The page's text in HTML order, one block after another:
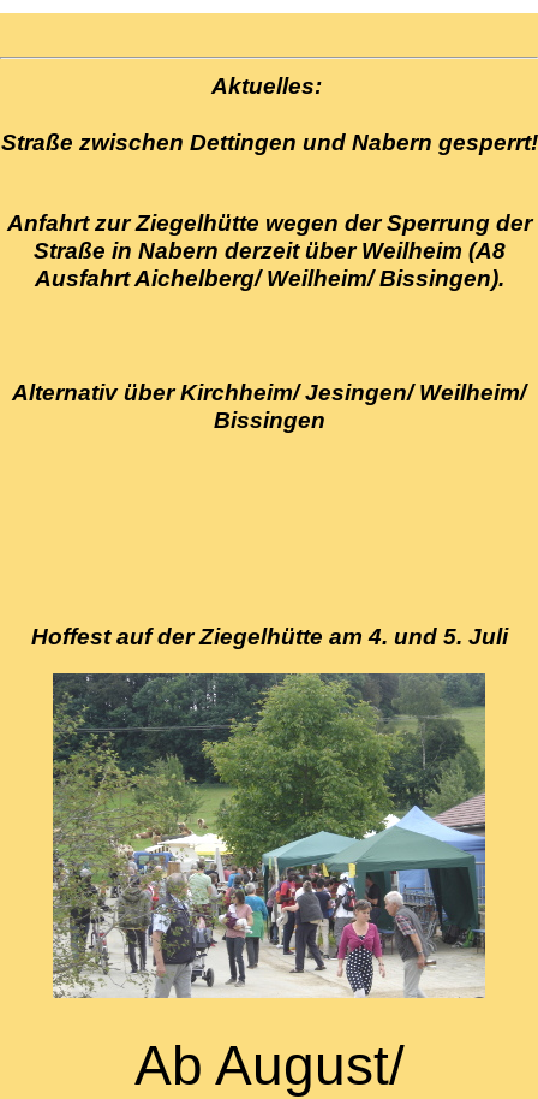
Aktuelles:
Straße zwischen Dettingen und Nabern gesperrt!
Anfahrt zur Ziegelhütte wegen der Sperrung der
Straße in Nabern derzeit über Weilheim (A8
Ausfahrt Aichelberg/ Weilheim/ Bissingen).
Alternativ über Kirchheim/ Jesingen/ Weilheim/
Bissingen
Hoffest auf der Ziegelhütte am 4. und 5. Juli
Ab August/